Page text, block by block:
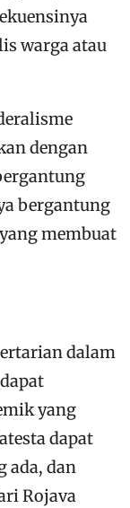
warga atau
dengan
bergantung
membuat
dalam
yang
dapat
ada, dan
Rojava